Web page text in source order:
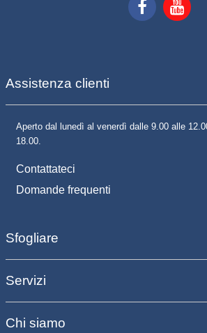
Assistenza clienti
Aperto dal lunedì al venerdì dalle 9.00 alle
18.00.
Contattateci
Domande frequenti
Sfogliare
Servizi
Chi siamo